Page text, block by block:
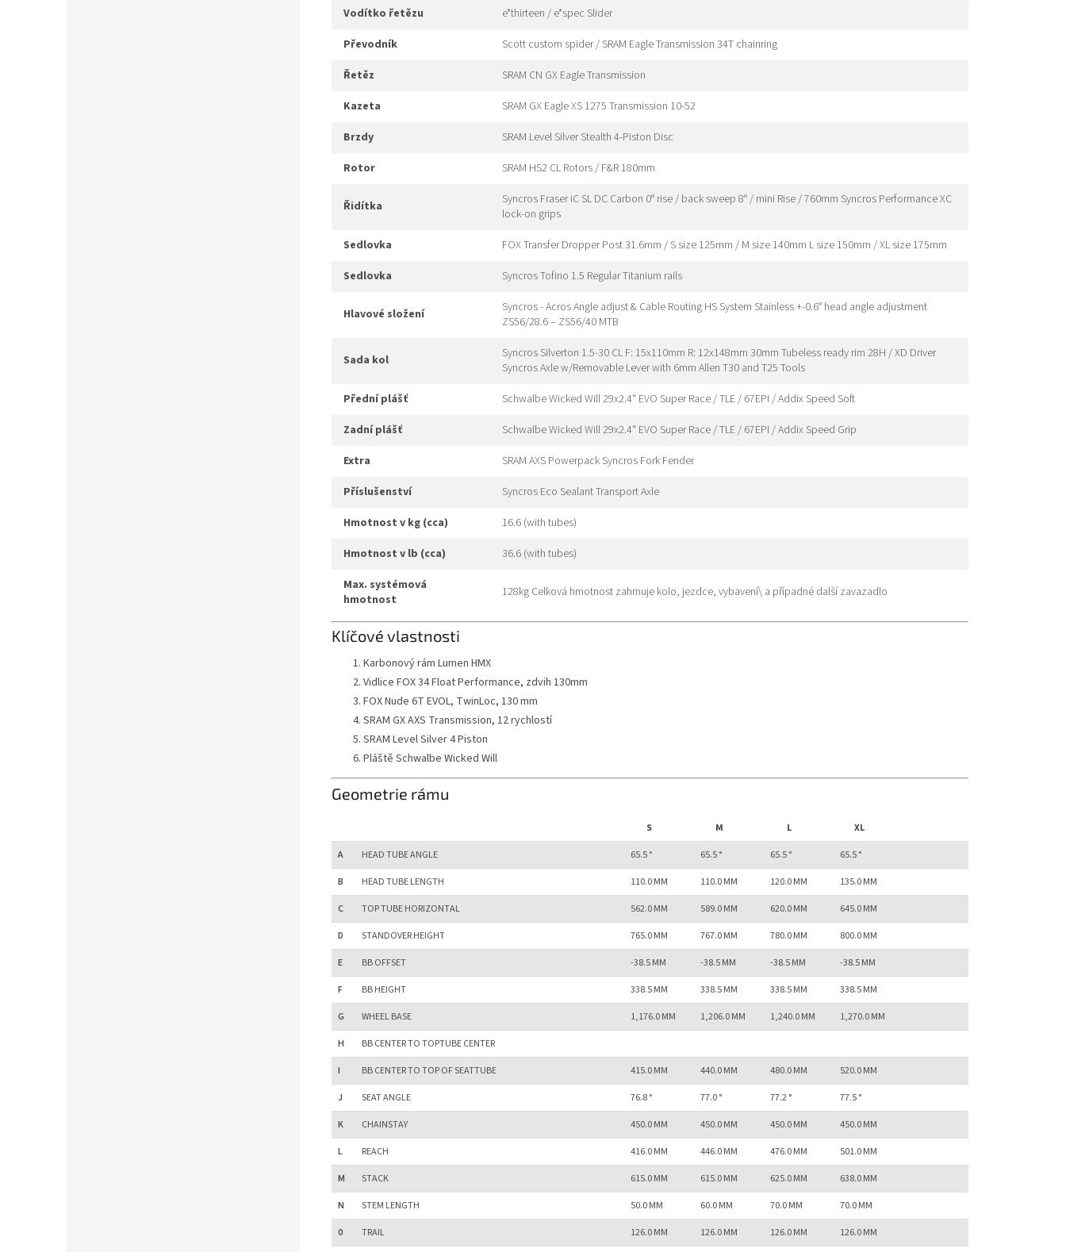
vodítko řetězu
e*thirteen / e*spec Slider
převodník
Scott custom spider / SRAM Eagle Transmission 34T chainring
řetěz
SRAM CN GX Eagle Transmission
kazeta
SRAM GX Eagle XS 1275 Transmission 10-52
brzdy
SRAM Level Silver Stealth 4-Piston Disc
rotor
SRAM HS2 CL Rotors / F&R 180mm
řidítka
Syncros Fraser iC SL DC Carbon 0° rise / back sweep 8° / mini Rise / 760mm Syncros Performance XC
lock-on grips
sedlovka
FOX Transfer Dropper Post 31.6mm / S size 125mm / M size 140mm L size 150mm / XL size 175mm
sedlovka
Syncros Tofino 1.5 Regular Titanium rails
hlavové složení
Syncros - Acros Angle adjust & Cable Routing HS System Stainless +-0.6° head angle adjustment
ZS56/28.6 – ZS56/40 MTB
sada kol
Syncros Silverton 1.5-30 CL F: 15x110mm R: 12x148mm 30mm Tubeless ready rim 28H / XD Driver
Syncros Axle w/Removable Lever with 6mm Allen T30 and T25 Tools
přední plášť
Schwalbe Wicked Will 29x2.4" EVO Super Race / TLE / 67EPI / Addix Speed Soft
zadní plášť
Schwalbe Wicked Will 29x2.4" EVO Super Race / TLE / 67EPI / Addix Speed Grip
extra
SRAM AXS Powerpack Syncros Fork Fender
příslušenství
Syncros Eco Sealant Transport Axle
hmotnost v kg (cca)
16.6 (with tubes)
hmotnost v lb (cca)
36.6 (with tubes)
max. systémová
hmotnost
128kg Celková hmotnost zahrnuje kolo, jezdce, vybavení\ a případné další zavazadlo
Klíčové vlastnosti
Karbonový rám Lumen HMX
Vidlice FOX 34 Float Performance, zdvih 130mm
FOX Nude 6T EVOL, TwinLoc, 130 mm
SRAM GX AXS Transmission, 12 rychlostí
SRAM Level Silver 4 Piston
Pláště Schwalbe Wicked Will
Geometrie rámu
S M L
XL
A
HEAD TUBE ANGLE 65.5 ° 65.5 ° 65.5 °
65.5 °
B
HEAD TUBE LENGTH 110.0 MM 110.0 MM 120.0 MM
135.0 MM
C
TOP TUBE HORIZONTAL 562.0 MM 589.0 MM 620.0 MM
645.0 MM
D
STANDOVER HEIGHT 765.0 MM 767.0 MM 780.0 MM
800.0 MM
E
BB OFFSET -38.5 MM -38.5 MM -38.5 MM
-38.5 MM
F
BB HEIGHT 338.5 MM 338.5 MM 338.5 MM
338.5 MM
G
WHEEL BASE 1,176.0 MM 1,206.0 MM 1,240.0 MM
1,270.0 MM
H
BB CENTER TO TOPTUBE CENTER
I
BB CENTER TO TOP OF SEATTUBE 415.0 MM 440.0 MM 480.0 MM
520.0 MM
J
SEAT ANGLE 76.8 ° 77.0 ° 77.2 °
77.5 °
K
CHAINSTAY 450.0 MM 450.0 MM 450.0 MM
450.0 MM
L
REACH 416.0 MM 446.0 MM 476.0 MM
501.0 MM
M
STACK 615.0 MM 615.0 MM 625.0 MM
638.0 MM
N
STEM LENGTH 50.0 MM 60.0 MM 70.0 MM
70.0 MM
0
TRAIL 126.0 MM 126.0 MM 126.0 MM 126.0 MM